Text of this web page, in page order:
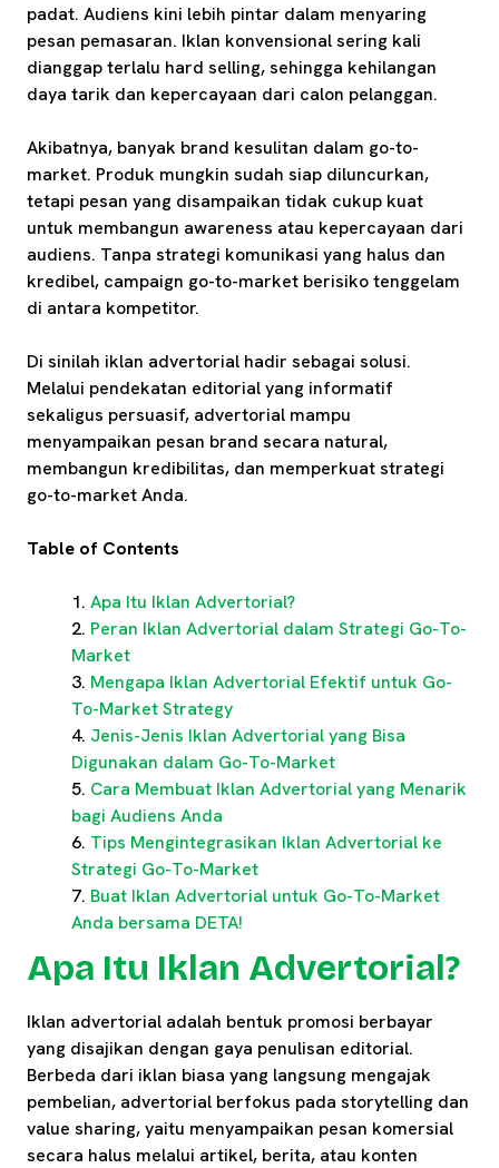
padat. Audiens kini lebih pintar dalam menyaring
pesan pemasaran. Iklan konvensional sering kali
dianggap terlalu hard selling, sehingga kehilangan
daya tarik dan kepercayaan dari calon pelanggan.
Akibatnya, banyak brand kesulitan dalam go-to-
market. Produk mungkin sudah siap diluncurkan,
tetapi pesan yang disampaikan tidak cukup kuat
untuk membangun awareness atau kepercayaan dari
audiens. Tanpa strategi komunikasi yang halus dan
kredibel, campaign go-to-market berisiko tenggelam
di antara kompetitor.
Di sinilah iklan advertorial hadir sebagai solusi.
Melalui pendekatan editorial yang informatif
sekaligus persuasif, advertorial mampu
menyampaikan pesan brand secara natural,
membangun kredibilitas, dan memperkuat strategi
go-to-market Anda.
Table of Contents
Apa Itu Iklan Advertorial?
Peran Iklan Advertorial dalam Strategi Go-To-
Market
Mengapa Iklan Advertorial Efektif untuk Go-
To-Market Strategy
Jenis-Jenis Iklan Advertorial yang Bisa
Digunakan dalam Go-To-Market
Cara Membuat Iklan Advertorial yang Menarik
bagi Audiens Anda
Tips Mengintegrasikan Iklan Advertorial ke
Strategi Go-To-Market
Buat Iklan Advertorial untuk Go-To-Market
Anda bersama DETA!
Apa Itu Iklan Advertorial?
Iklan advertorial adalah bentuk promosi berbayar
yang disajikan dengan gaya penulisan editorial.
Berbeda dari iklan biasa yang langsung mengajak
pembelian, advertorial berfokus pada storytelling dan
value sharing, yaitu menyampaikan pesan komersial
secara halus melalui artikel, berita, atau konten